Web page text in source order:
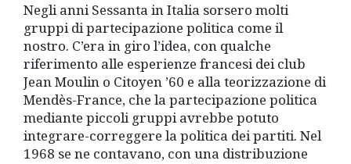
Negli anni Sessanta in Italia sorsero molti
gruppi di partecipazione politica come il
nostro. C’era in giro l’idea, con qualche
riferimento alle esperienze francesi dei club
Jean Moulin o Citoyen ’60 e alla teorizzazione di
Mendès-France, che la partecipazione politica
mediante piccoli gruppi avrebbe potuto
integrare-correggere la politica dei partiti. Nel
1968 se ne contavano, con una distribuzione